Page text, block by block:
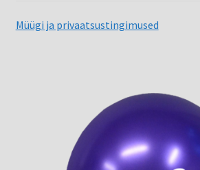
Müügi ja privaatsustingimused